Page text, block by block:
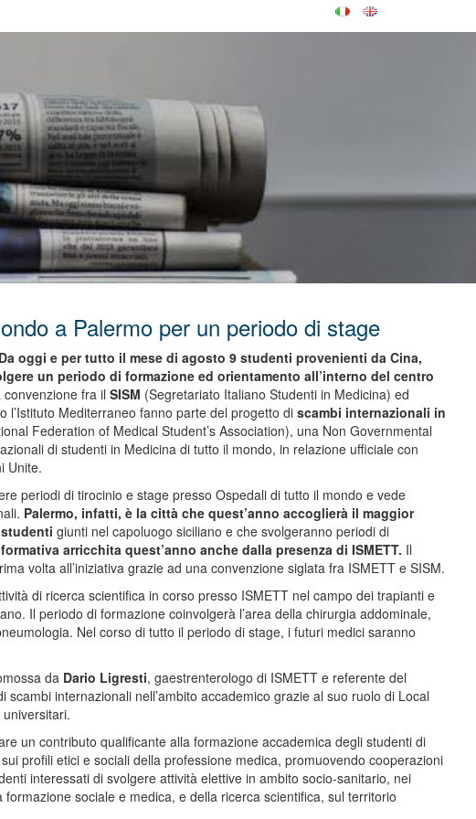
a Palermo per un periodo di stage
oggi e per tutto il mese di agosto 9 studenti provenienti da Cina,
un periodo di formazione ed orientamento all’interno del centro
fra il SISM (Segretariato Italiano Studenti in Medicina) ed
l’Istituto Mediterraneo fanno parte del progetto di scambi internazionali in
Federation of Medical Student’s Association), una Non Governmental
di studenti in Medicina di tutto il mondo, in relazione ufficiale con
Unite.
periodi di tirocinio e stage presso Ospedali di tutto il mondo e vede
Palermo, infatti, è la città che quest’anno accoglierà il maggior
giunti nel capoluogo siciliano e che svolgeranno periodi di
formativa arricchita quest’anno anche dalla presenza di ISMETT. Il
volta all’iniziativa grazie ad una convenzione siglata fra ISMETT e SISM.
di ricerca scientifica in corso presso ISMETT nel campo dei trapianti e
Il periodo di formazione coinvolgerà l’area della chirurgia addominale,
Nel corso di tutto il periodo di stage, i futuri medici saranno
da Dario Ligresti, gaestrenterologo di ISMETT e referente del
internazionali nell’ambito accademico grazie al suo ruolo di Local
un contributo qualificante alla formazione accademica degli studenti di
profili etici e sociali della professione medica, promuovendo cooperazioni
interessati di svolgere attività elettive in ambito socio-sanitario, nei
sociale e medica, e della ricerca scientifica, sul territorio